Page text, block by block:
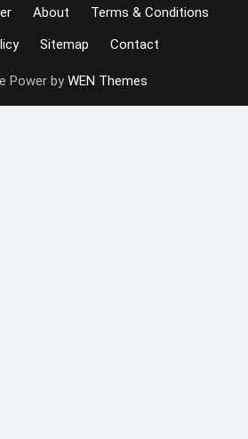
About
Terms & Conditions
Sitemap Contact
Power by WEN Themes